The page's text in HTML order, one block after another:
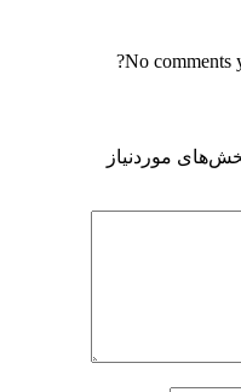
No comments
موردنیاز